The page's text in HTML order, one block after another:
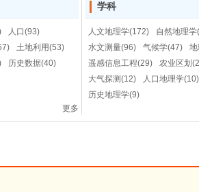
学科
人口(93)
土地利用(53)
历史数据(40)
人文地理学(172)
自然地理学
水文测量(96)
气候学(47)
遥感信息工程(29)
农业区划
大气探测(12)
人口地理学(10)
历史地理学(9)
更多